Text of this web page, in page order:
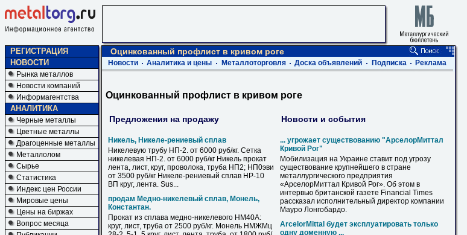
РЕГИСТРАЦИЯ
НОВОСТИ
Рынка металлов
Новости компаний
Информагентства
АНАЛИТИКА
Черные металлы
Цветные металлы
Драгоценные металлы
Металлолом
Сырье
Статистика
Индекс цен России
Мировые цены
Цены на биржах
Вопрос месяца
Оцинкованный профлист в кривом роге
Новости Аналитика и цены Металлоторговля Доска объявлений Подписка Реклама
Оцинкованный профлист в кривом роге
Предложения на продажу
Никель, Никеле-рениевый сплав
Никелевую трубу НП-2. от 6000 руб/кг. Сетка
никелевая НП-2. от 6000 руб/кг Никель прокат
лента, лист, круг, проволока, труба НП2; НП0эви
от 3500 руб/кг Никеле-рениевый сплав НР-10
ВП круг, лента. Sus...
продам Медно-никелевый сплав, Монель,
Константан.
Прокат из сплава медно-никелевого НМ40А:
круг, лист, труба от 2500 руб/кг. Монель НМЖМц
Новости и события
... угрожает существованию "АрселорМиттал
Кривой Рог"
Мобилизация на Украине ставит под угрозу
существование крупнейшего в стране
металлургического предприятия
«АрселорМиттал Кривой Рог». Об этом в
интервью британской газете Financial Times
рассказал исполнительный директор компании
Мауро Лонгобардо.
ArcelorMittal будет эксплуатировать только
одну доменную ...